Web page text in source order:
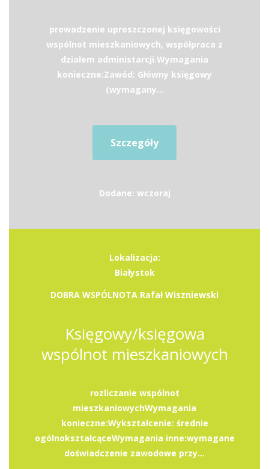
prowadzenie uproszczonej księgowości
wspólnot mieszkaniowych, współpraca z
działem administarcji.Wymagania
konieczne:Zawód: Główny księgowy
(wymagany...
Szczegóły
Dodane: wczoraj
Lokalizacja:
Białystok
DOBRA WSPÓLNOTA Rafał Wiszniewski
Księgowy/księgowa
wspólnot mieszkaniowych
rozliczanie wspólnot
mieszkaniowychWymagania
konieczne:Wykształcenie: średnie
ogólnokształcąceWymagania inne:wymagane
doświadczenie zawodowe przy...